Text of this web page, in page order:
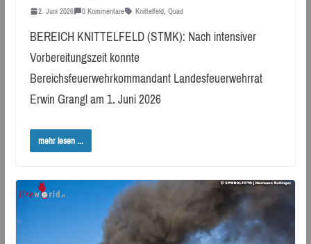
2. Juni 2026 0 Kommentare Knittelfeld, Quad
BEREICH KNITTELFELD (STMK): Nach intensiver
Vorbereitungszeit konnte
Bereichsfeuerwehrkommandant Landesfeuerwehrrat
Erwin Grangl am 1. Juni 2026
mehr lesen ...